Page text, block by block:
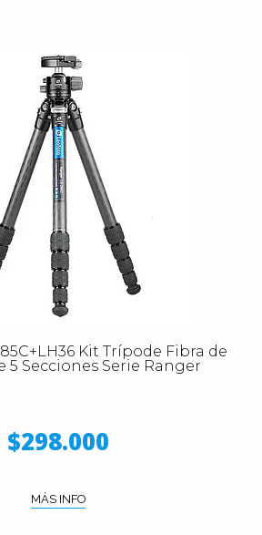
Kit Trípode Fibra de
5 Secciones Serie Ranger
$298.000
MÁS INFO